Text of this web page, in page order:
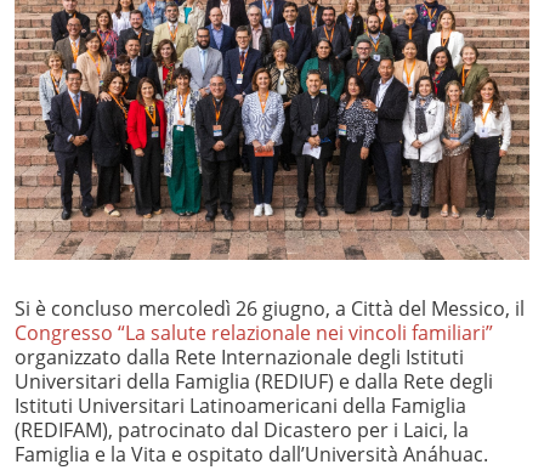
Si è concluso mercoledì 26 giugno, a Città del Messico, il
Congresso “La salute relazionale nei vincoli familiari”
organizzato dalla Rete Internazionale degli Istituti
Universitari della Famiglia (REDIUF) e dalla Rete degli
Istituti Universitari Latinoamericani della Famiglia
(REDIFAM), patrocinato dal Dicastero per i Laici, la
Famiglia e la Vita e ospitato dall’Università Anáhuac.